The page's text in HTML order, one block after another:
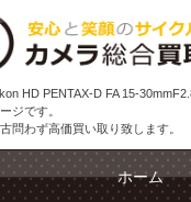
HD PENTAX-D FA 15-
ジです。
問わず高価買い取り致します。
ホーム